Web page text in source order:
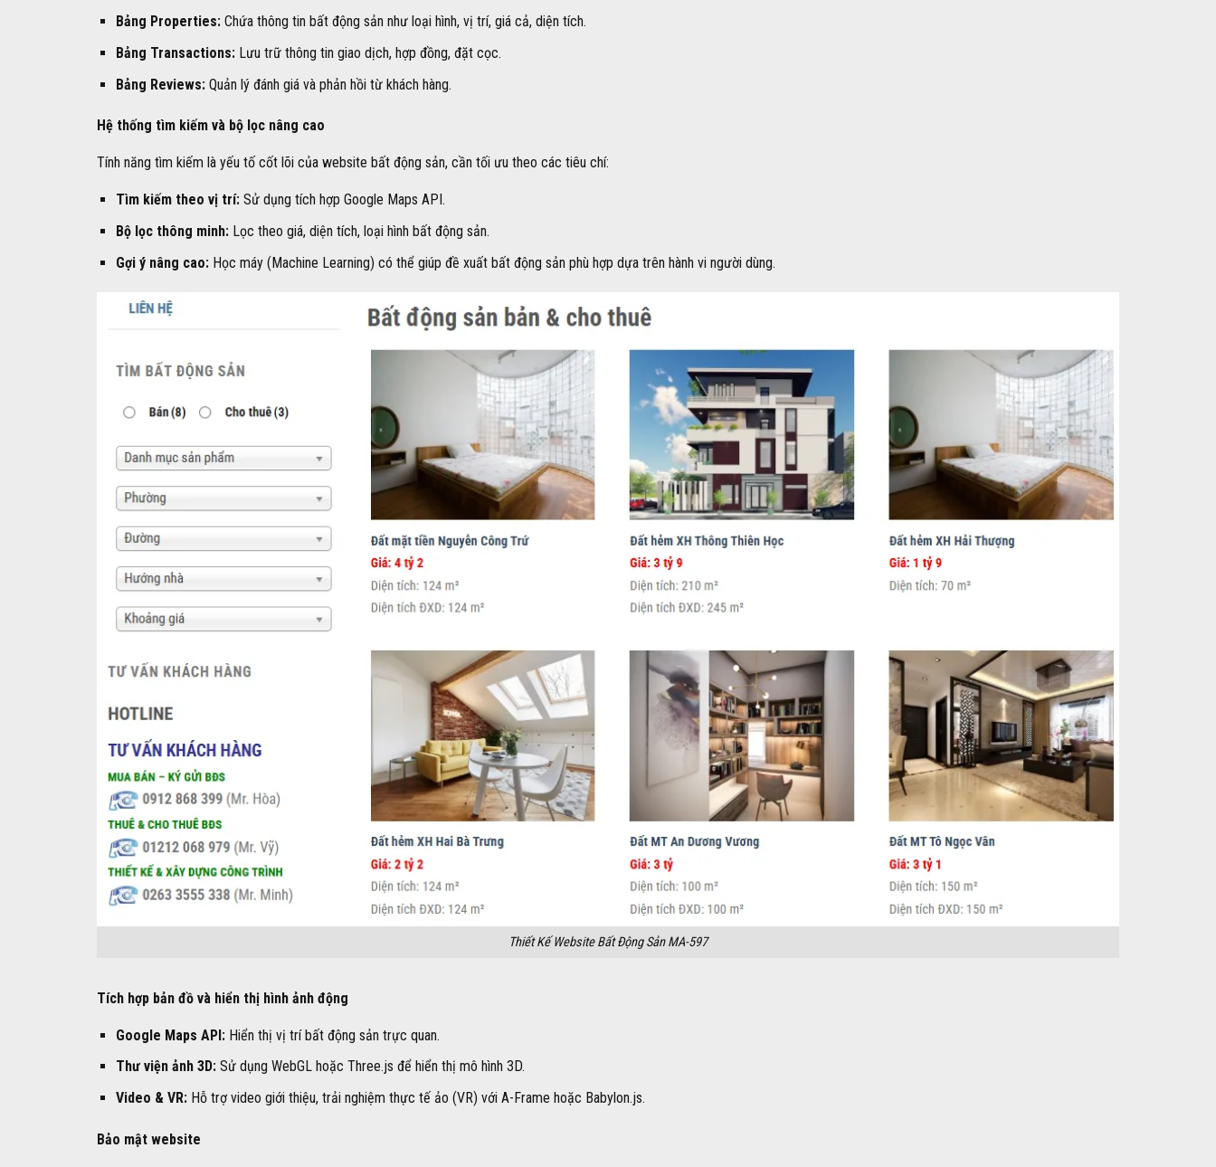
Bảng Properties:Chứa thông tin bất động sản như loại hình, vị trí, giá cả, diện tích.
Bảng Transactions:Lưu trữ thông tin giao dịch, hợp đồng, đặt cọc.
Bảng Reviews:Quản lý đánh giá và phản hồi từ khách hàng.
Hệ thống tìm kiếm và bộ lọc nâng cao
Tính năng tìm kiếm là yếu tố cốt lõi của website bất động sản, cần tối ưu theo các tiêu chí:
Tìm kiếm theo vị trí:Sử dụng tích hợp Google Maps API.
Bộ lọc thông minh:Lọc theo giá, diện tích, loại hình bất động sản.
Gợi ý nâng cao:Học máy (Machine Learning) có thể giúp đề xuất bất động sản phù hợp dựa trên hành vi người dùng.
Thiết Kế Website Bất Động Sản MA-597
Tích hợp bản đồ và hiển thị hình ảnh động
Google Maps API:Hiển thị vị trí bất động sản trực quan.
Thư viện ảnh 3D:Sử dụng WebGL hoặc Three.js để hiển thị mô hình 3D.
Video & VR:Hỗ trợ video giới thiệu, trải nghiệm thực tế ảo (VR) với A-Frame hoặc Babylon.js.
Bảo mật website